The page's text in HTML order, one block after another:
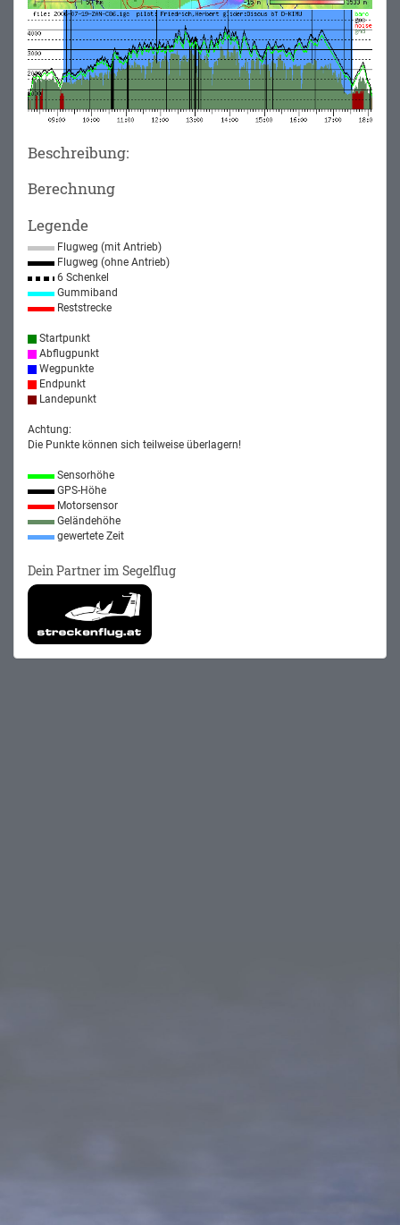
Beschreibung:
Berechnung
Legende
Flugweg (mit Antrieb)
Flugweg (ohne Antrieb)
6 Schenkel
Gummiband
Reststrecke
Startpunkt
Abflugpunkt
Wegpunkte
Endpunkt
Landepunkt
Achtung:
Die Punkte können sich teilweise überlagern!
Sensorhöhe
GPS-Höhe
Motorsensor
Geländehöhe
gewertete Zeit
Dein Partner im Segelflug